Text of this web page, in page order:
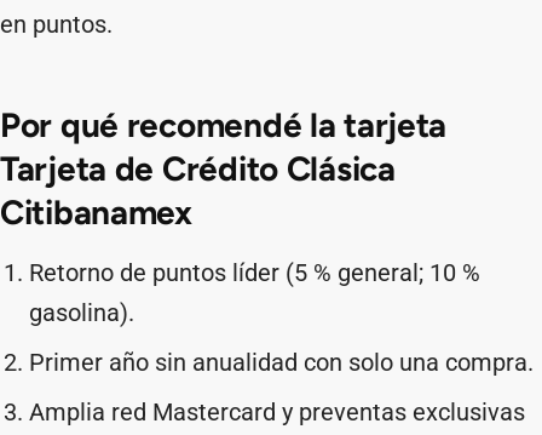
en puntos.
Por qué recomendé la tarjeta
Tarjeta de Crédito Clásica
Citibanamex
Retorno de puntos líder (5 % general; 10 %
gasolina).
Primer año sin anualidad con solo una compra.
Amplia red Mastercard y preventas exclusivas